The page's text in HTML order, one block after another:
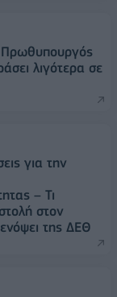
λιγότερα σε
για την
– Τι
στον
της ΔΕΘ